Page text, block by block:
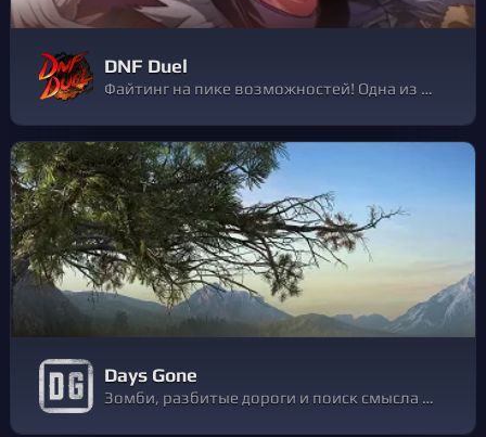
DNF Duel
Файтинг на пике возможностей! Одна из самых популярных ролевых игр в мире, Dungeon and Fighter, возвращается в динамичном файтинге формата 2,5D. Испытайте в бою 16 очаровательных персонажей, каждый из которых обладает уникальными навыками и характером.
Days Gone
Зомби, разбитые дороги и поиск смысла жизни.